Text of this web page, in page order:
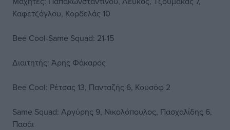
Καφετζόγλου, Κορδελάς 10
Bee Cool-Same Squad: 21-15
Διαιτητής: Άρης Φάκαρος
Bee Cool: Ρέτσας 13, Πανταζής 6, Κουσόφ 2
Same Squad: Αργύρης 9, Νικολόπουλος, Πασχαλίδης 6,
Πασάι